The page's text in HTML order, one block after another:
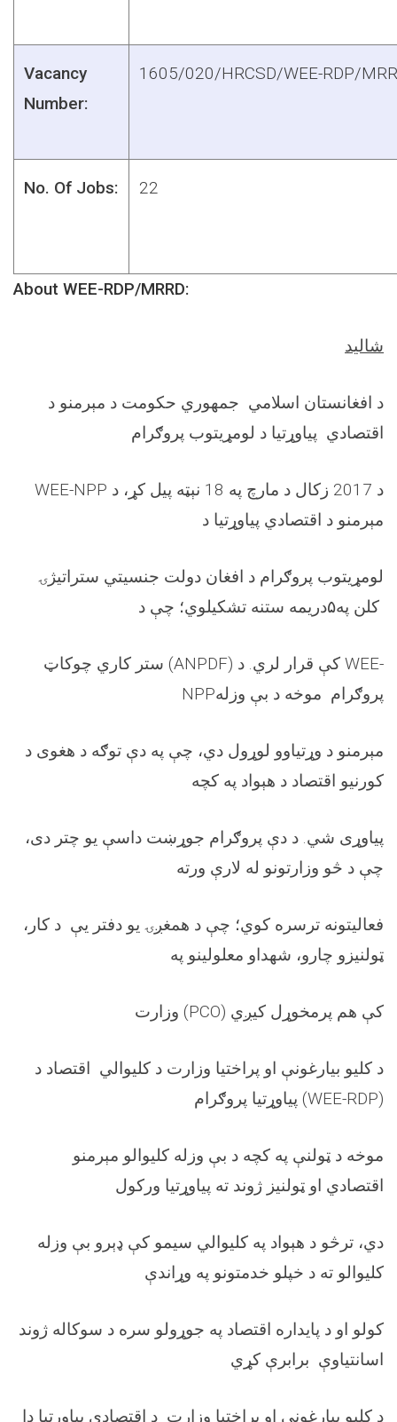
Vacancy
Number:
1605/020/HRCSD/WEE-RDP/
No. Of Jobs: 22
About WEE-RDP/MRRD:
شالید
د افغانستان اسلامي جمهوري حکومت د مېرمنو د
اقتصادي پیاوړتیا د لومړیتوب پروګرام
WEE-NPP د 2017 زکال د مارچ په 18 نېټه پیل کړ، د
مېرمنو د اقتصادي پیاوړتیا د
لومړیتوب پروګرام د افغان دولت جنسیتي ستراتیژۍ
دریمه ستنه تشکیلوي؛ چې د۵کلن په
ستر کاري چوکاټ (ANPDF) کې قرار لري. د WEE-
NPPپروګرام موخه د بې وزله
مېرمنو د وړتیاوو لوړول دي، چې په دې توګه د هغوی د
کورنیو اقتصاد د هېواد په کچه
پیاوړی شي. د دې پروګرام جوړښت داسې یو چتر دی،
چې د څو وزارتونو له لارې ورته
فعالیتونه ترسره کوي؛ چې د همغږۍ یو دفتر یې د کار،
ټولنیزو چارو، شهداو معلولینو په
وزارت (PCO) کې هم پرمخوړل کیږي
د کلیو بیارغونې او پراختیا وزارت د کلیوالي اقتصاد د
پیاوړتیا پروګرام (WEE-RDP)
موخه د ټولنې په کچه د بې وزله کلیوالو مېرمنو
اقتصادي او ټولنیز ژوند ته پیاوړتیا ورکول
دي، ترڅو د هېواد په کلیوالي سیمو کې ډېرو بې وزله
کلیوالو ته د خپلو خدمتونو په وړاندې
کولو او د پایداره اقتصاد په جوړولو سره د سوکاله ژوند
اسانتیاوې برابرې کړي
د کلیو بیارغونې او پراختیا وزارت د اقتصادي پیاوړتیا دا